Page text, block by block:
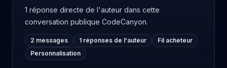
1 réponse directe de l'auteur dans cette
conversation publique CodeCanyon.
2 messages 1 réponses de l'auteur
Fil acheteur
Personnalisation